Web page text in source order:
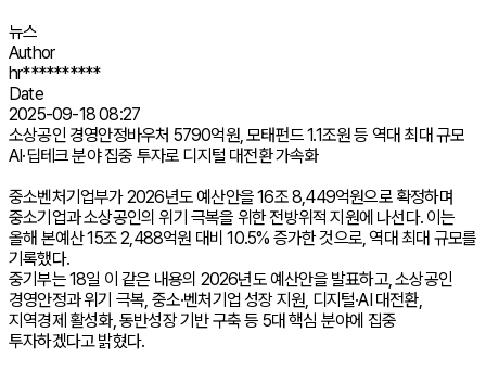
뉴스
Author
hr**********
Date
2025-09-18 08:27
소상공인 경영안정바우처 5790억원, 모태펀드 1.1조원 등 역대 최대 규모
AI·딥테크 분야 집중 투자로 디지털 대전환 가속화
중소벤처기업부가 2026년도 예산안을 16조 8,449억원으로 확정하며
중소기업과 소상공인의 위기 극복을 위한 전방위적 지원에 나선다. 이는
올해 본예산 15조 2,488억원 대비 10.5% 증가한 것으로, 역대 최대 규모를
기록했다.
중기부는 18일 이 같은 내용의 2026년도 예산안을 발표하고, 소상공인
경영안정과 위기 극복, 중소·벤처기업 성장 지원, 디지털·AI 대전환,
지역경제 활성화, 동반성장 기반 구축 등 5대 핵심 분야에 집중
투자하겠다고 밝혔다.